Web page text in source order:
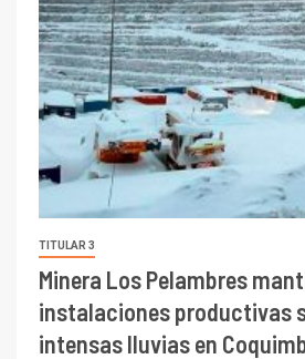
TITULAR 3
Minera Los Pelambres
instalaciones productivas
intensas lluvias en